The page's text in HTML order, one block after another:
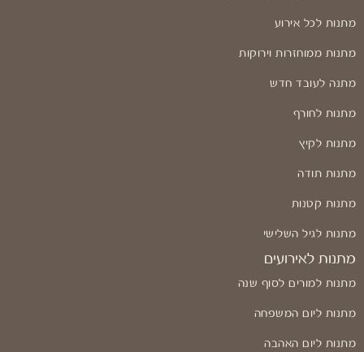
מתנות לכל אירוע
מתנות ממוחזרות וירוקות
מתנה לעובד חדש
מתנות לחורף
מתנות לקיץ
מתנות תודה
מתנות קטנות
מתנות לגיל השלישי
מתנות לאירועים
מתנות למורים לסוף שנה
מתנות ליום המשפחה
מתנות ליום האהבה